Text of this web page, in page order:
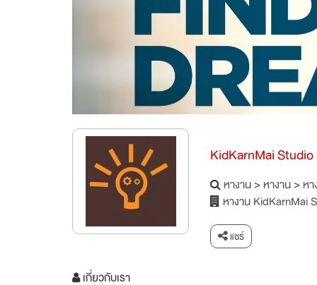
KidKarnMai
หางาน>หางาน>ห
หางาน KidKarnMai
แชร์
เกี่ยวกับเรา